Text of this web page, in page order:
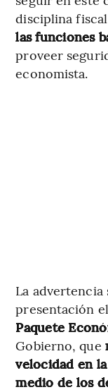
disciplina fiscal
las funciones
proveer
economista.
​La advertencia
presentación
Paquete
Gobierno, que
velocidad en
medio de los